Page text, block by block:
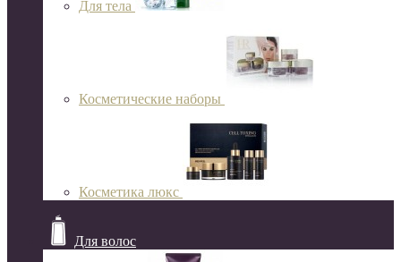
Для тела
Косметические наборы
Косметика люкс
Для волос